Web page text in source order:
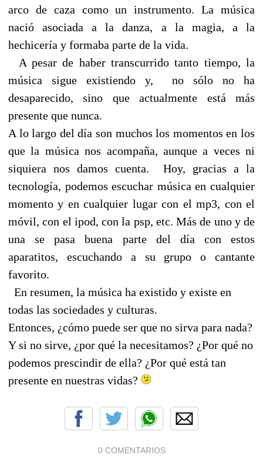
arco de caza como un instrumento. La música
nació asociada a la danza, a la magia, a la
hechicería y formaba parte de la vida.
A pesar de haber transcurrido tanto tiempo, la
música sigue existiendo y,
no sólo no ha
desaparecido, sino que actualmente está más
presente que nunca.
A lo largo del día son muchos los momentos en los
que la música nos acompaña, aunque a veces ni
siquiera nos damos cuenta. Hoy, gracias a la
tecnología, podemos escuchar música en cualquier
momento y en cualquier lugar con el mp3, con el
móvil, con el ipod, con la psp, etc. Más de uno y de
una se pasa buena parte del día con estos
aparatitos, escuchando a su grupo o cantante
favorito.
En resumen, la música ha existido y existe en
todas las sociedades y culturas.
Entonces, ¿cómo puede ser que no sirva para nada?
Y si no sirve, ¿por qué la necesitamos? ¿Por qué no
podemos prescindir de ella? ¿Por qué está tan
presente en nuestras vidas?
0 COMENTARIOS